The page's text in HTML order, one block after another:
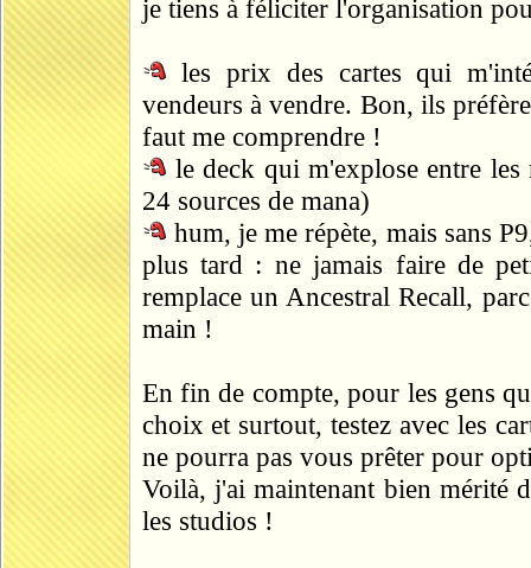
je tiens à féliciter l'organisation
les prix des cartes qui
vendeurs à vendre. Bon, ils
faut me comprendre !
le deck qui m'explose entre
24 sources de mana)
hum, je me répète, mais sans
plus tard : ne jamais faire de
remplace un Ancestral Recall,
main !
En fin de compte, pour les gens
choix et surtout, testez avec les
ne pourra pas vous prêter pour
Voilà, j'ai maintenant bien mérité
les studios !